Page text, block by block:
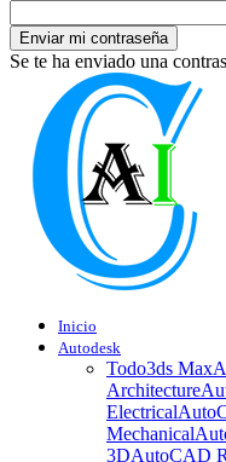
Se te ha enviado una
Inicio
Autodesk
Todo3ds Max
Architecture
Electrical
Mechanical
3DAutoCAD